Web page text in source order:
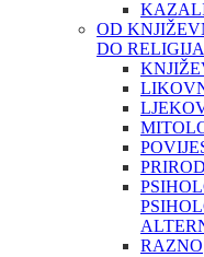
OD
DO RELIGIJA
RAZNO